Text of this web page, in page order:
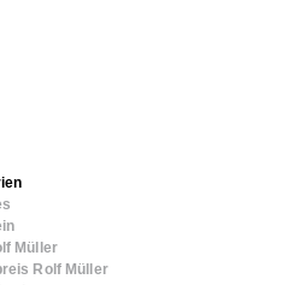
Müller
Rolf Müller